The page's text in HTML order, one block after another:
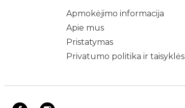
Apmokėjimo informacija
Apie mus
Pristatymas
Privatumo politika ir taisyklės